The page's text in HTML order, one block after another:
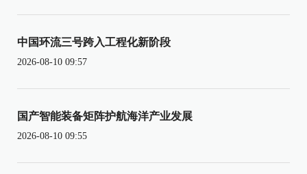
中国环流三号跨入工程化新阶段
2026-08-10 09:57
国产智能装备矩阵护航海洋产业发展
2026-08-10 09:55